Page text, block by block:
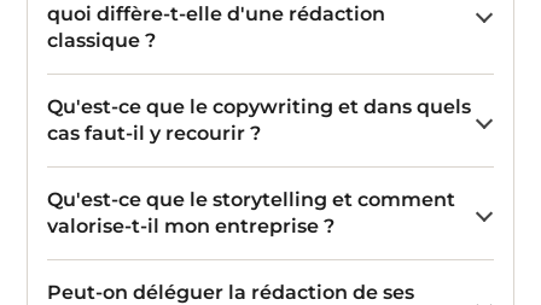
quoi diffère-t-elle d'une rédaction
classique ?
Qu'est-ce que le copywriting et dans quels
cas faut-il y recourir ?
Qu'est-ce que le storytelling et comment
valorise-t-il mon entreprise ?
Peut-on déléguer la rédaction de ses